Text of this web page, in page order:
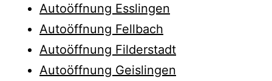
Autoöffnung Esslingen
Autoöffnung Fellbach
Autoöffnung Filderstadt
Autoöffnung Geislingen